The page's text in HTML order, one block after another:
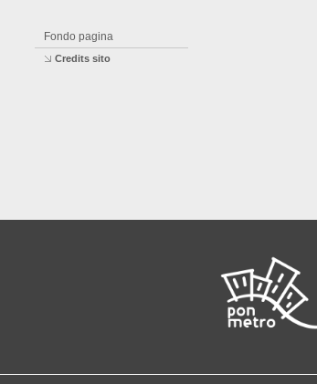
Fondo pagina
Credits sito